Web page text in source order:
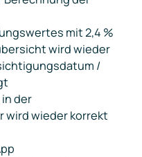
mit 2,4 %
wird wieder
/
in der
wird wieder korrekt